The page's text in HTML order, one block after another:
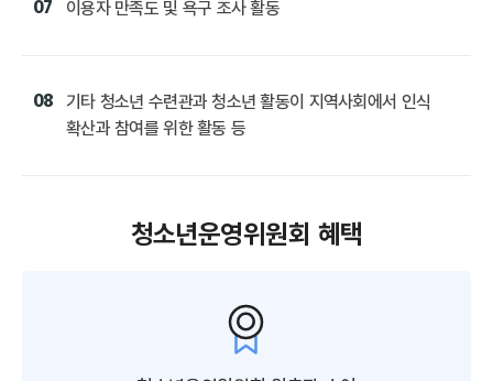
07 이용자 만족도 및 욕구 조사 활동
08
기타 청소년 수련관과 청소년 활동이 지역사회에서 인식
확산과 참여를 위한 활동 등
청소년운영위원회 혜택